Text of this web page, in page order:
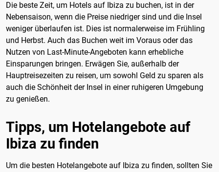
Die beste Zeit, um Hotels auf Ibiza zu buchen, ist in der
Nebensaison, wenn die Preise niedriger sind und die Insel
weniger überlaufen ist. Dies ist normalerweise im Frühling
und Herbst. Auch das Buchen weit im Voraus oder das
Nutzen von Last-Minute-Angeboten kann erhebliche
Einsparungen bringen. Erwägen Sie, außerhalb der
Hauptreisezeiten zu reisen, um sowohl Geld zu sparen als
auch die Schönheit der Insel in einer ruhigeren Umgebung
zu genießen.
Tipps, um Hotelangebote auf
Ibiza zu finden
Um die besten Hotelangebote auf Ibiza zu finden, sollten Sie